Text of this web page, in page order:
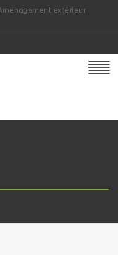
extérieur